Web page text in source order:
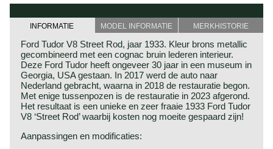
INFORMATIE MODEL INFORMATIE MERKHISTORIE
Ford Tudor V8 Street Rod, jaar 1933. Kleur brons metallic
gecombineerd met een cognac bruin lederen interieur.
Deze Ford Tudor heeft ongeveer 30 jaar in een museum in
Georgia, USA gestaan. In 2017 werd de auto naar
Nederland gebracht, waarna in 2018 de restauratie begon.
Met enige tussenpozen is de restauratie in 2023 afgerond.
Het resultaat is een unieke en zeer fraaie 1933 Ford Tudor
V8 ‘Street Rod’ waarbij kosten nog moeite gespaard zijn!
Aanpassingen en modificaties: